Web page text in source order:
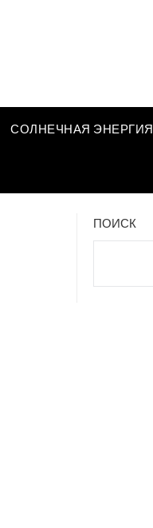
СОЛНЕЧНАЯ ЭНЕРГИЯ
ПОИСК